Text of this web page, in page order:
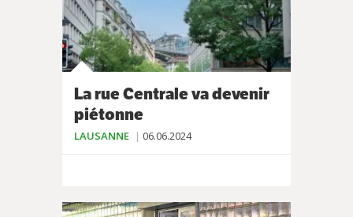
La rue Centrale va devenir
piétonne
LAUSANNE 06.06.2024